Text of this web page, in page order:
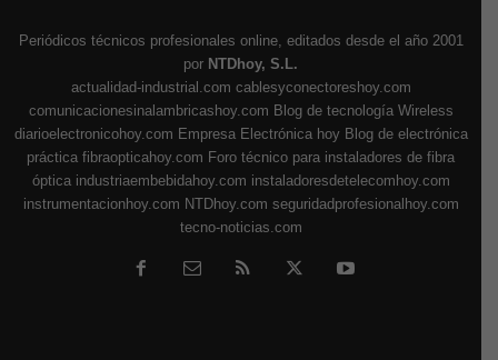
Periódicos técnicos profesionales online, editados desde el año 2001
por NTDhoy, S.L.
actualidad-industrial.com cablesyconectoreshoy.com
comunicacionesinalambricashoy.com Blog de tecnología Wireless
diarioelectronicohoy.com Empresa Electrónica hoy Blog de electrónica
práctica fibraopticahoy.com Foro técnico para instaladores de fibra
óptica industriaembebidahoy.com instaladoresdetelecomhoy.com
instrumentacionhoy.com NTDhoy.com seguridadprofesionalhoy.com
tecno-noticias.com